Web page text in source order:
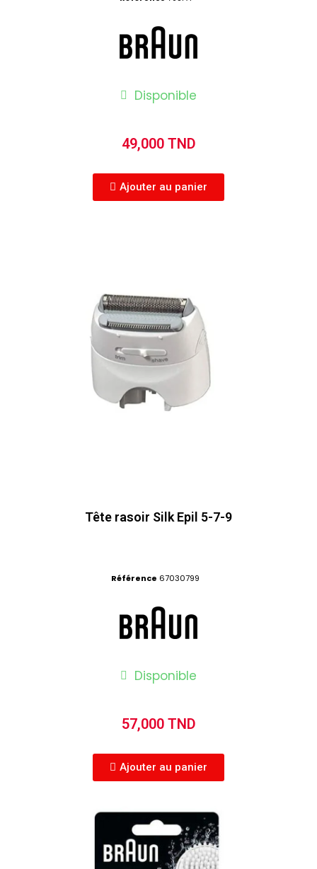
Disponible
49,000 TND
Ajouter au panier
Tête rasoir Silk Epil 5-7-9
Référence 67030799
Disponible
57,000 TND
Ajouter au panier